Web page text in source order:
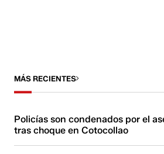
MÁS RECIENTES
Policías son condenados por el
tras choque en Cotocollao